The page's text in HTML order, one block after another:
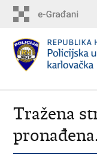
Tražena
pronađena.